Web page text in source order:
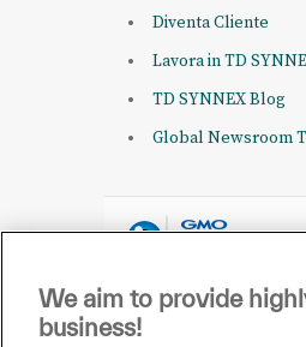
Diventa Cliente
Lavora in TD
TD SYNNEX Blog
Global Newsroom
We aim to provide
business!